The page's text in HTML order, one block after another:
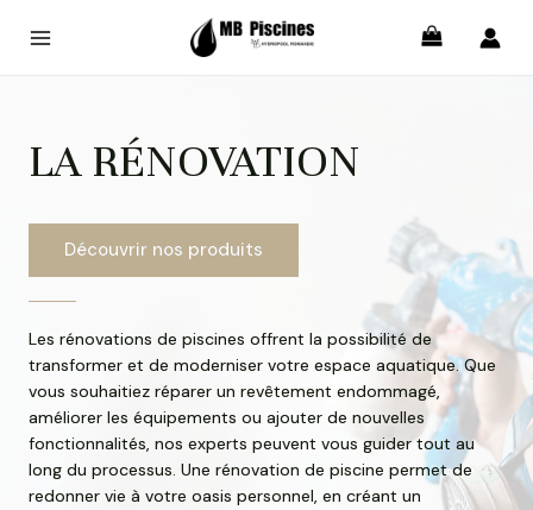
LA RÉNOVATION
Découvrir nos produits
Les rénovations de piscines offrent la possibilité de
transformer et de moderniser votre espace aquatique. Que
vous souhaitiez réparer un revêtement endommagé,
améliorer les équipements ou ajouter de nouvelles
fonctionnalités, nos experts peuvent vous guider tout au
long du processus. Une rénovation de piscine permet de
redonner vie à votre oasis personnel, en créant un